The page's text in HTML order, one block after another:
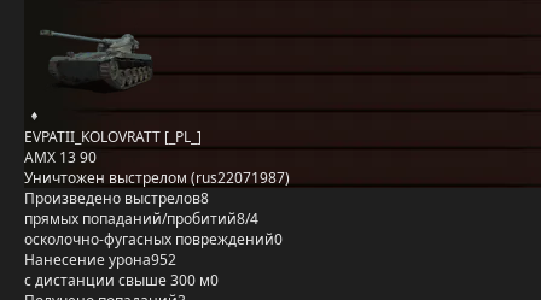
EVPATII_KOLOVRATT [_PL_]
AMX 13 90
Уничтожен выстрелом (rus22071987)
Произведено выстрелов8
прямых попаданий/пробитий8/4
осколочно-фугасных повреждений0
Нанесение урона952
с дистанции свыше 300 м0